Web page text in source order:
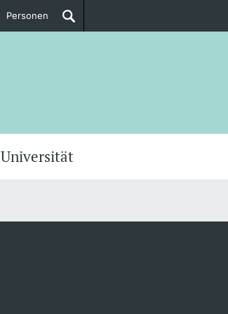
Personen
Universität